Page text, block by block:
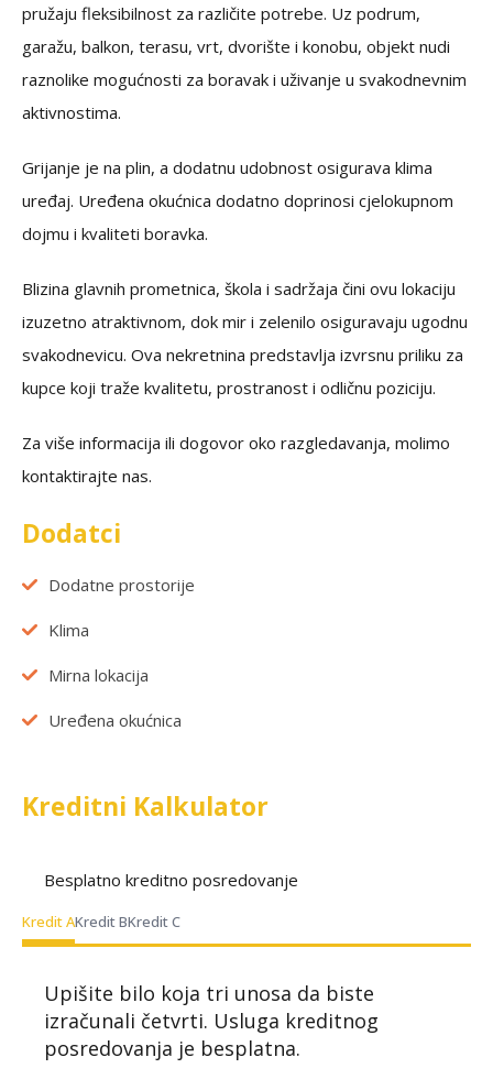
pružaju fleksibilnost za različite potrebe. Uz podrum,
garažu, balkon, terasu, vrt, dvorište i konobu, objekt nudi
raznolike mogućnosti za boravak i uživanje u svakodnevnim
aktivnostima.
Grijanje je na plin, a dodatnu udobnost osigurava klima
uređaj. Uređena okućnica dodatno doprinosi cjelokupnom
dojmu i kvaliteti boravka.
Blizina glavnih prometnica, škola i sadržaja čini ovu lokaciju
izuzetno atraktivnom, dok mir i zelenilo osiguravaju ugodnu
svakodnevicu. Ova nekretnina predstavlja izvrsnu priliku za
kupce koji traže kvalitetu, prostranost i odličnu poziciju.
Za više informacija ili dogovor oko razgledavanja, molimo
kontaktirajte nas.
Dodatci
Dodatne prostorije
Klima
Mirna lokacija
Uređena okućnica
Kreditni Kalkulator
Besplatno kreditno posredovanje
Kredit AKredit BKredit C
Upišite bilo koja tri unosa da biste
izračunali četvrti. Usluga kreditnog
posredovanja je besplatna.